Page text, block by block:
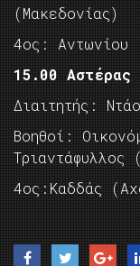
(Μακεδονίας)
4ος: Αντωνίου
15.00 Αστέρας
Διαιτητής:
Βοηθοί:
Τριαντάφυλλος
4ος:Καδδάς